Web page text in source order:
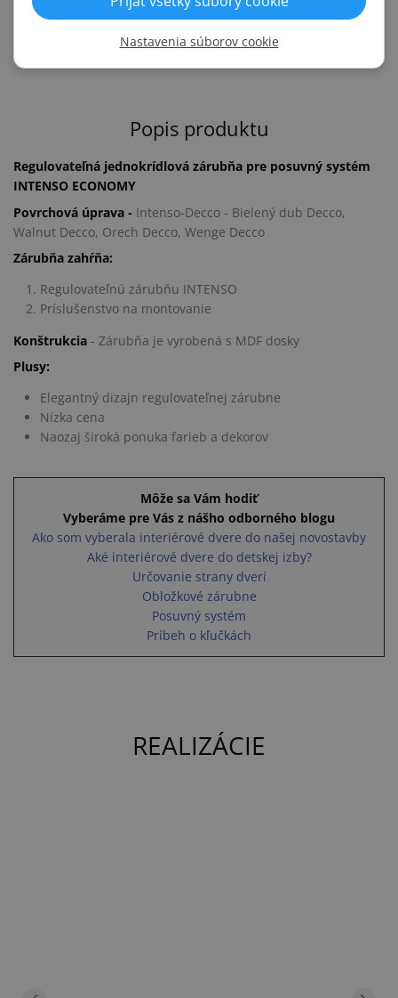
Posuvné systémy
Popis produktu
Regulovateľná jednokrídlová zárubňa pre posuvný systém
INTENSO ECONOMY
Povrchová úprava - Intenso-Decco - Bielený dub Decco,
Walnut Decco, Orech Decco, Wenge Decco
Zárubňa zahŕňa:
Regulovateľnú zárubňu INTENSO
Príslušenstvo na montovanie
Konštrukcia - Zárubňa je vyrobená s MDF dosky
Plusy:
Elegantný dizajn regulovateľnej zárubne
Nízka cena
Naozaj široká ponuka farieb a dekorov
Môže sa Vám hodiť
Vyberáme pre Vás z nášho odborného blogu
Ako som vyberala interiérové dvere do našej novostavby
Aké interiérové dvere do detskej izby?
Určovanie strany dverí
Obložkové zárubne
Posuvný systém
Príbeh o kľučkách
REALIZÁCIE
Nastavenia súborov cookie